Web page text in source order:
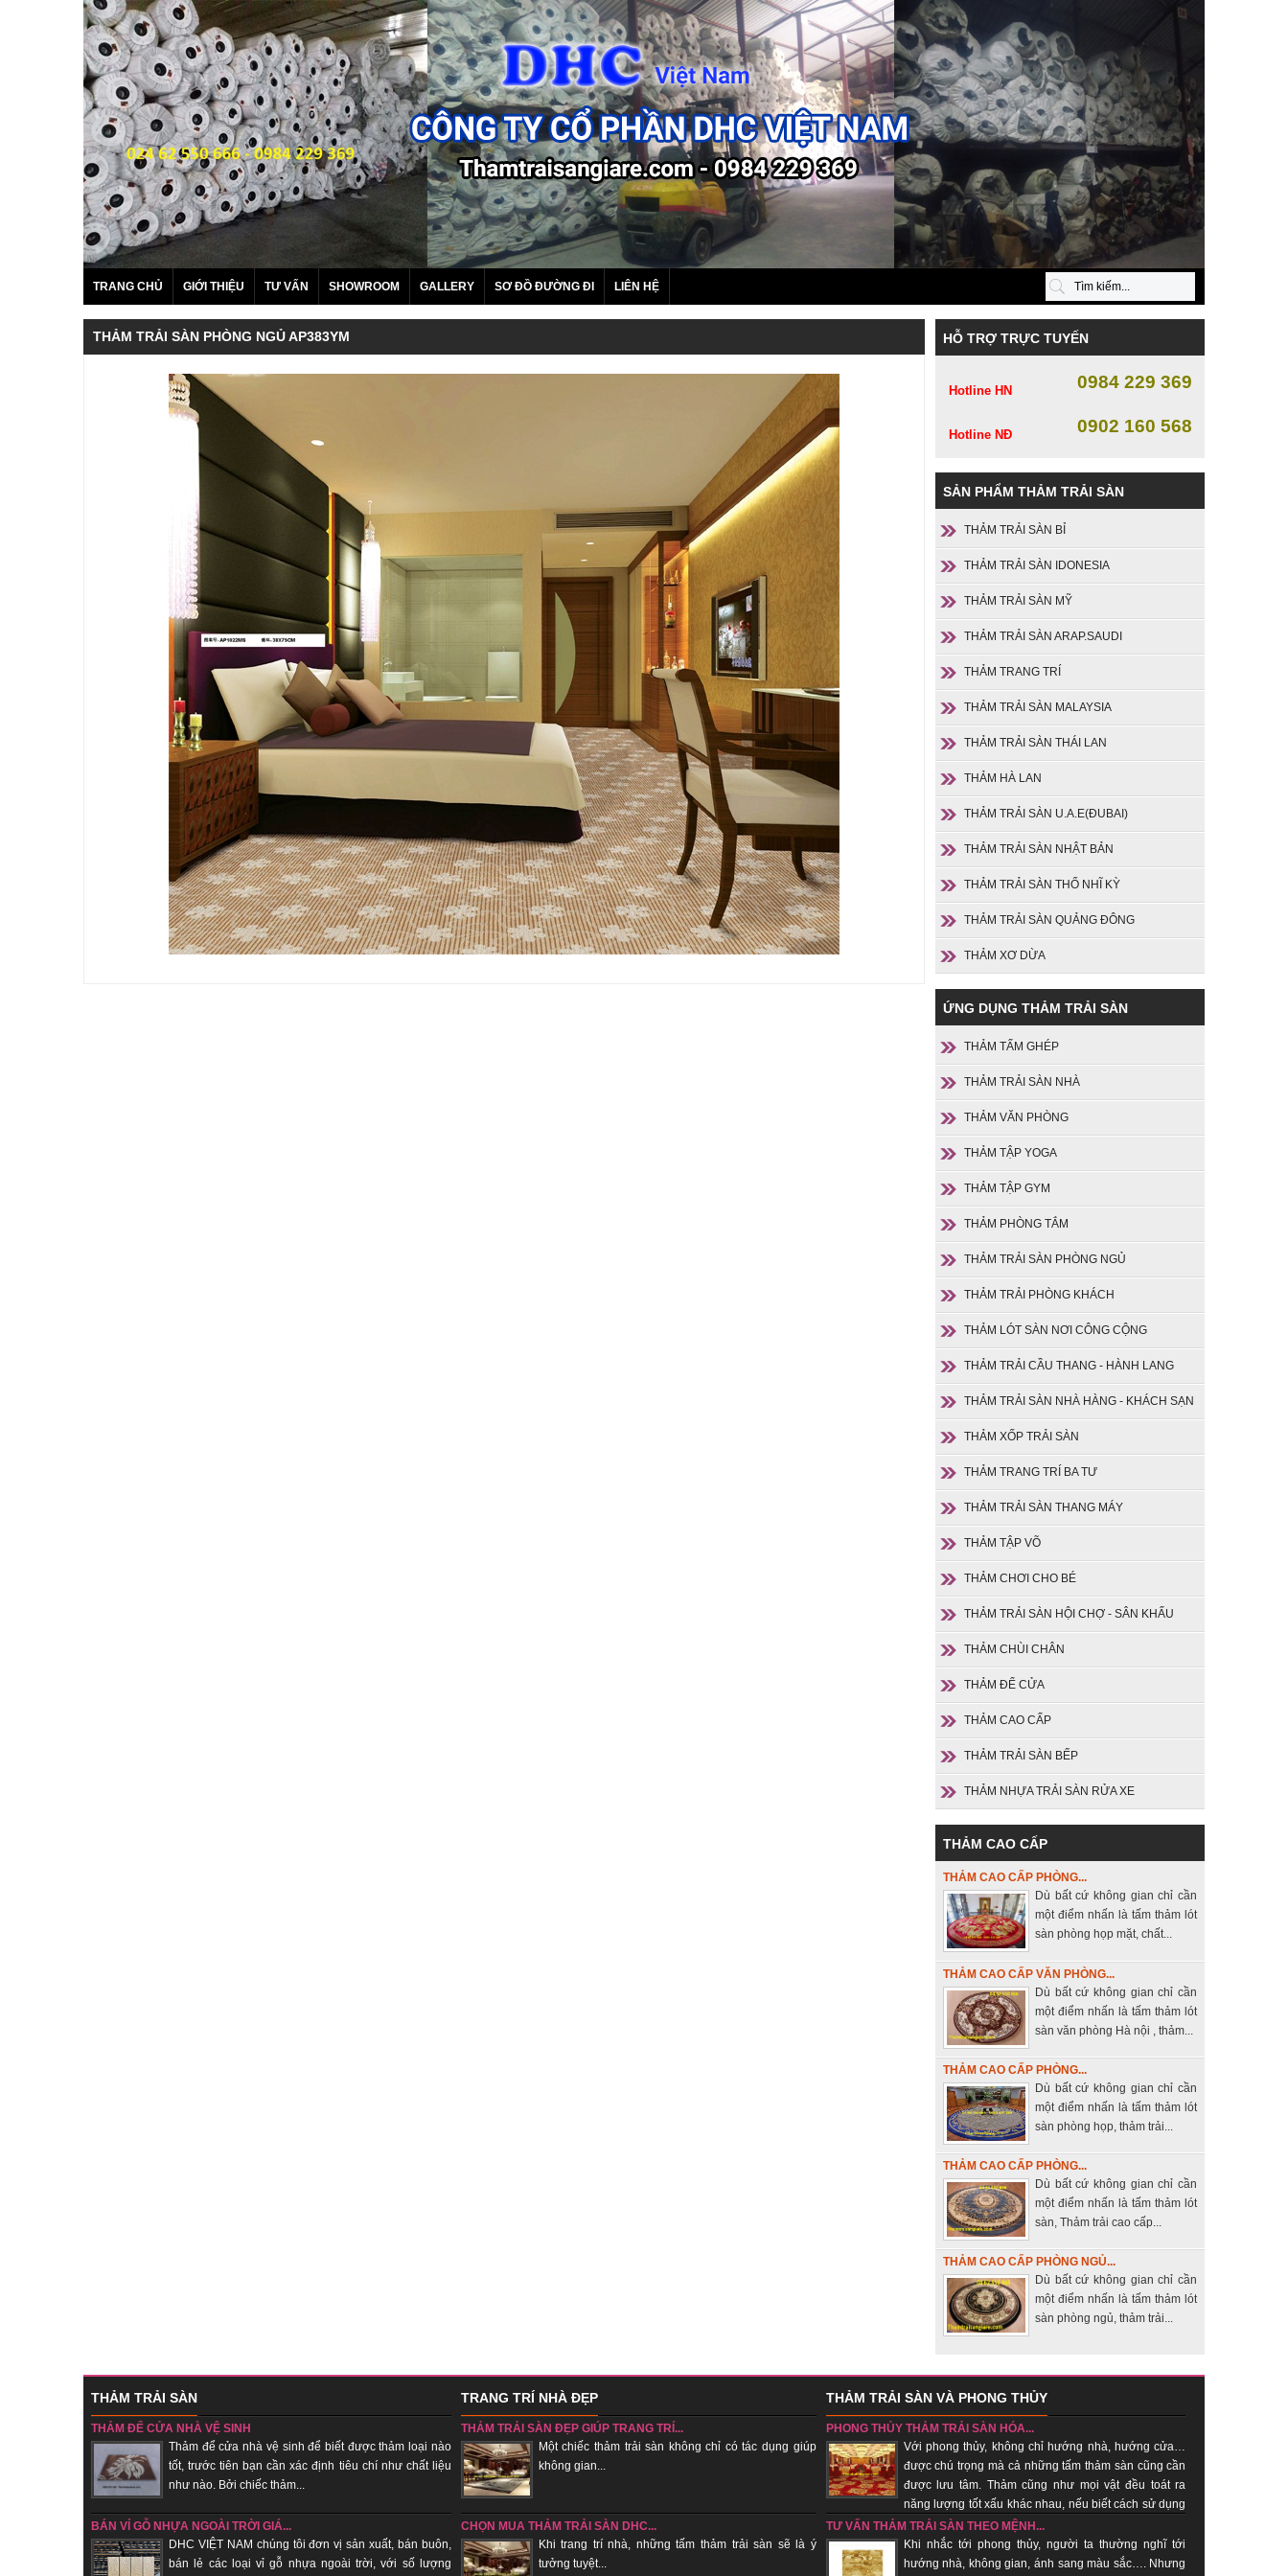
TRANG CHỦ GIỚI THIỆU TƯ VẤN SHOWROOM GALLERY SƠ ĐỒ ĐƯỜNG ĐI LIÊN HỆ
THẢM TRẢI SÀN PHÒNG NGỦ AP383YM HỖ TRỢ TRỰC TUYẾN
Hotline HN 0984 229 369
Hotline NĐ 0902 160 568
SẢN PHẨM THẢM TRẢI SÀN
THẢM TRẢI SÀN BỈ
THẢM TRẢI SÀN IDONESIA
THẢM TRẢI SÀN MỸ
THẢM TRẢI SÀN ARAP.SAUDI
THẢM TRANG TRÍ
THẢM TRẢI SÀN MALAYSIA
THẢM TRẢI SÀN THÁI LAN
THẢM HÀ LAN
THẢM TRẢI SÀN U.A.E(ĐUBAI)
THẢM TRẢI SÀN NHẬT BẢN
THẢM TRẢI SÀN THỔ NHĨ KỲ
THẢM TRẢI SÀN QUẢNG ĐÔNG
THẢM XƠ DỪA
ỨNG DỤNG THẢM TRẢI SÀN
THẢM TẤM GHÉP
THẢM TRẢI SÀN NHÀ
THẢM VĂN PHÒNG
THẢM TẬP YOGA
THẢM TẬP GYM
THẢM PHÒNG TẮM
THẢM TRẢI SÀN PHÒNG NGỦ
THẢM TRẢI PHÒNG KHÁCH
THẢM LÓT SÀN NƠI CÔNG CỘNG
THẢM TRẢI CẦU THANG - HÀNH LANG
THẢM TRẢI SÀN NHÀ HÀNG - KHÁCH SẠN
THẢM XỐP TRẢI SÀN
THẢM TRANG TRÍ BA TƯ
THẢM TRẢI SÀN THANG MÁY
THẢM TẬP VÕ
THẢM CHƠI CHO BÉ
THẢM TRẢI SÀN HỘI CHỢ - SÂN KHẤU
THẢM CHÙI CHÂN
THẢM ĐỂ CỬA
THẢM CAO CẤP
THẢM TRẢI SÀN BẾP
THẢM NHỰA TRẢI SÀN RỬA XE
THẢM CAO CẤP
THẢM CAO CẤP PHÒNG...
Dù bất cứ không gian chỉ cần
một điểm nhấn là tấm thảm lót
sàn phòng họp mặt, chất...
THẢM CAO CẤP VĂN PHÒNG...
Dù bất cứ không gian chỉ cần
một điểm nhấn là tấm thảm lót
sàn văn phòng Hà nội , thảm...
THẢM CAO CẤP PHÒNG...
Dù bất cứ không gian chỉ cần
một điểm nhấn là tấm thảm lót
sàn phòng họp, thảm trải...
THẢM CAO CẤP PHÒNG...
Dù bất cứ không gian chỉ cần
một điểm nhấn là tấm thảm lót
sàn, Thảm trải cao cấp...
THẢM CAO CẤP PHÒNG NGỦ...
Dù bất cứ không gian chỉ cần
một điểm nhấn là tấm thảm lót
sàn phòng ngủ, thảm trải...
THẢM TRẢI SÀN
THẢM ĐỂ CỬA NHÀ VỆ SINH
Thảm để cửa nhà vệ sinh để biết được thảm loại nào
tốt, trước tiên bạn cần xác định tiêu chí như chất liệu
như nào. Bởi chiếc thảm...
BÁN VỈ GỖ NHỰA NGOÀI TRỜI GIÁ...
DHC VIỆT NAM chúng tôi đơn vị sản xuất, bán buôn,
bán lẻ các loại vỉ gỗ nhựa ngoài trời, với số lượng
TRANG TRÍ NHÀ ĐẸP
THẢM TRẢI SÀN ĐẸP GIÚP TRANG TRÍ...
Một chiếc thảm trải sàn không chỉ có tác dụng giúp
không gian...
CHỌN MUA THẢM TRẢI SÀN DHC...
Khi trang trí nhà, những tấm thảm trải sàn sẽ là ý
tưởng tuyệt...
THẢM TRẢI SÀN VÀ PHONG THỦY
PHONG THỦY THẢM TRẢI SÀN HÓA...
Với phong thủy, không chỉ hướng nhà, hướng cửa…
được chú trọng mà cả những tấm thảm sàn cũng cần
được lưu tâm. Thảm cũng như mọi vật đều toát ra
năng lượng tốt xấu khác nhau, nếu biết cách sử dụng
sẽ tụ khí tốt, xua khí xấu....
TƯ VẤN THẢM TRẢI SÀN THEO MỆNH...
Khi nhắc tới phong thủy, người ta thường nghĩ tới
hướng nhà, không gian, ánh sang màu sắc…. Nhưng